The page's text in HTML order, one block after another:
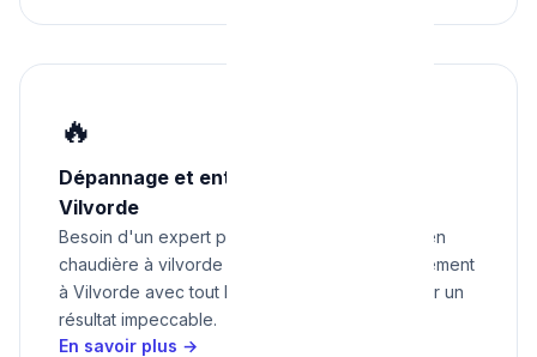
🔥
Dépannage et entretien chaudière à
Vilvorde
Besoin d'un expert pour dépannage et entretien
chaudière à vilvorde ? Nous intervenons rapidement
à Vilvorde avec tout le matériel nécessaire pour un
résultat impeccable.
En savoir plus →